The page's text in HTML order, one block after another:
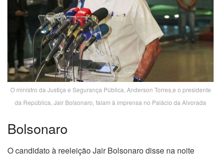
O ministro da Justiça e Segurança Pública, Anderson Torres,e o presidente
da República, Jair Bolsonaro, falam à imprensa no Palácio da Alvorada
Bolsonaro
O candidato à reeleição Jair Bolsonaro disse na noite